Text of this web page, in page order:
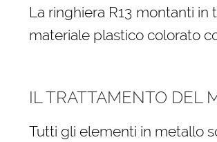
La ringhiera R13 montanti
materiale plastico colorato
IL TRATTAMENTO DEL
Tutti gli elementi in metallo